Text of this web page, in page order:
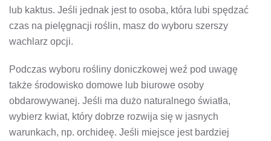
lub kaktus. Jeśli jednak jest to osoba, która lubi spędzać
czas na pielęgnacji roślin, masz do wyboru szerszy
wachlarz opcji.
Podczas wyboru rośliny doniczkowej weź pod uwagę
także środowisko domowe lub biurowe osoby
obdarowywanej. Jeśli ma dużo naturalnego światła,
wybierz kwiat, który dobrze rozwija się w jasnych
warunkach, np. orchideę. Jeśli miejsce jest bardziej